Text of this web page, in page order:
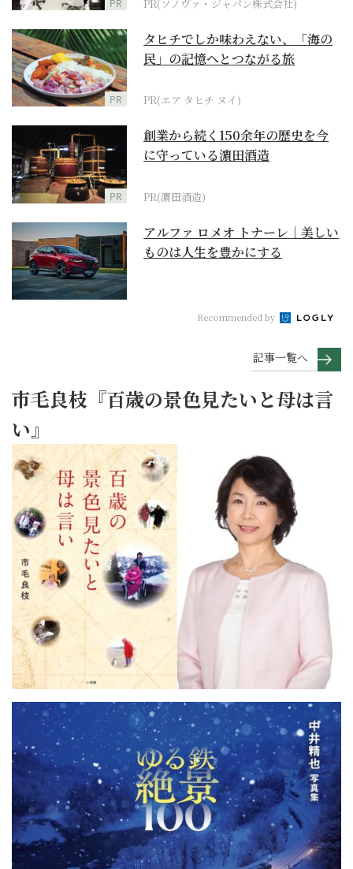
PR(ソノヴァ・ジャパン株式会社)
PR
タヒチでしか味わえない、「海の
民」の記憶へとつながる旅
PR(エア タヒチ ヌイ)
PR
創業から続く150余年の歴史を今
に守っている濵田酒造
PR(濵田酒造)
アルファ ロメオ トナーレ｜美しい
ものは人生を豊かにする
Recommended by
記事一覧へ
市毛良枝『百歳の景色見たいと母は言
い』